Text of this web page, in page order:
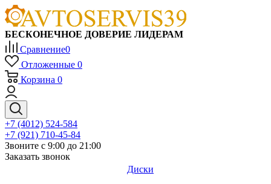
БЕСКОНЕЧНОЕ ДОВЕРИЕ ЛИДЕРАМ
Сравнение0
Отложенные 0
Корзина 0
+7 (4012) 524-584
+7 (921) 710-45-84
Звоните с 9:00 до 21:00
Заказать звонок
Диски